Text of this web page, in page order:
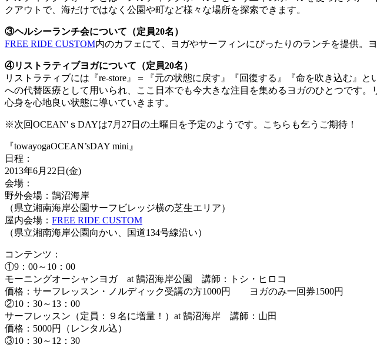
クアウトで、海だけではなく公園や町など様々な場所を探索できます。
③ヘルシーランチ会について（定員20名）
FREE RIDE CUSTOM内のカフェにて、ヨガやサーフィンにぴったりのランチを提供。
④リストラティブヨガについて（定員20名）
リストラティブには『re-store』＝『元の状態に戻す』『回復する』『命を吹き込む』
への代替医療として用いられ、ここ日本でも今大きな注目を集めるヨガのひとつです
心身を心地良い状態に導いていきます。
※次回OCEAN'ｓDAYは7月27日の土曜日を予定のようです。こちらも乞うご期待！
『towayogaOCEAN’sDAY mini』
日程：
2013年6月22日(金)
会場：
野外会場：鵠沼海岸
（県立湘南海岸公園サーフビレッジ横の芝生エリア）
屋内会場： FREE RIDE CUSTOM
（県立湘南海岸公園向かい、国道134号線沿い）
コンテンツ：
①9：00～10：00
モーニングオーシャンヨガ at 鵠沼海岸公園 講師：トシ・ヒロコ
価格：サーフレッスン・ノルディック受講の方1000円 ヨガのみ一回券1500円
②10：30～13：00
サーフレッスン（定員：９名に増量！）at 鵠沼海岸 講師：山田
価格：5000円（レンタル込）
③10：30～12：30